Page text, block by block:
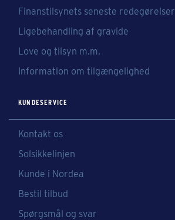
Finanstilsynets seneste redegørelser
Ligebehandling af gravide
Love og tilsyn m.m.
Information om tilgængelighed
KUNDESERVICE
Kontakt os
Solsikkelinjen
Kunde i Nordea
Bestil tilbud
Spørgsmål og svar